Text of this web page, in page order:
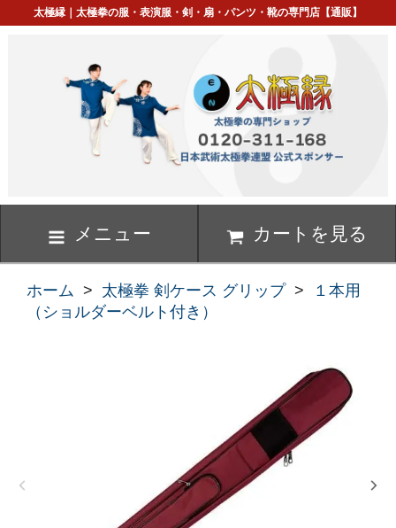
太極縁｜太極拳の服・表演服・剣・扇・パンツ・靴の専門店【通販】
メニュー カートを見る
ホーム > 太極拳 剣ケース グリップ>
１本用
（ショルダーベルト付き）